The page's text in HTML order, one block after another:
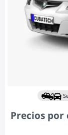
Precios por